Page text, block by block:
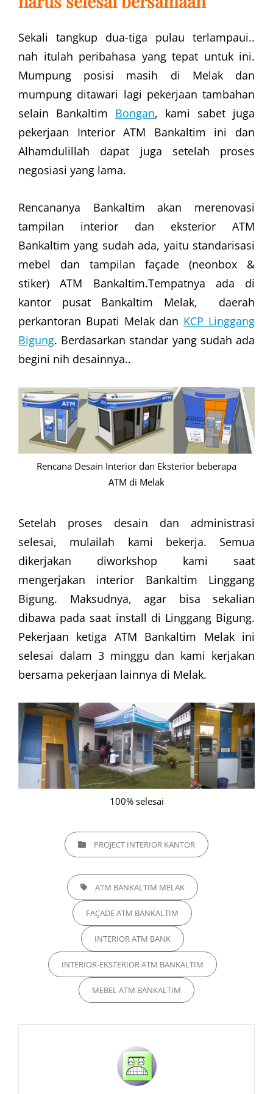
Sekali tangkup dua-tiga pulau terlampaui..
nah itulah peribahasa yang tepat untuk ini.
Mumpung posisi masih di Melak dan
mumpung ditawari lagi pekerjaan tambahan
selain Bankaltim Bongan, kami sabet juga
pekerjaan Interior ATM Bankaltim ini dan
Alhamdulillah dapat juga setelah proses
negosiasi yang lama.
Rencananya Bankaltim akan merenovasi
tampilan interior dan eksterior ATM
Bankaltim yang sudah ada, yaitu standarisasi
mebel dan tampilan façade (neonbox &
stiker) ATM Bankaltim.Tempatnya ada di
kantor pusat Bankaltim Melak, daerah
perkantoran Bupati Melak dan KCP Linggang
Bigung. Berdasarkan standar yang sudah ada
begini nih desainnya..
Rencana Desain Interior dan Eksterior beberapa
ATM di Melak
Setelah proses desain dan administrasi
selesai, mulailah kami bekerja. Semua
dikerjakan diworkshop kami saat
mengerjakan interior Bankaltim Linggang
Bigung. Maksudnya, agar bisa sekalian
dibawa pada saat install di Linggang Bigung.
Pekerjaan ketiga ATM Bankaltim Melak ini
selesai dalam 3 minggu dan kami kerjakan
bersama pekerjaan lainnya di Melak.
100% selesai
CATEGORIESPROJECT INTERIOR KANTOR
TAGS, ATM BANKALTIM MELAK
FAÇADE ATM BANKALTIM
INTERIOR ATM BANK
INTERIOR-EKSTERIOR ATM BANKALTIM
MEBEL ATM BANKALTIM